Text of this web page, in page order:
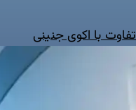
با اکوی جنینی